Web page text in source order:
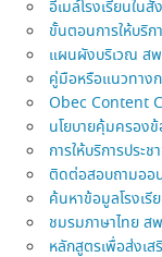
อีเมล์โรงเรียนใน
ขั้นตอนการให้บริ
แผนผังบริเวณ ส
คู่มือหรือแนวทาง
Obec Content
นโยบายคุ้มครอง
การให้บริการประ
ติดต่อสอบถามออ
ค้นหาข้อมูลโรงเ
ชมรมภาษาไทย ส
หลักสูตรเพื่อส่งเ